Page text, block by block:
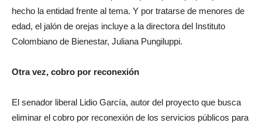
hecho la entidad frente al tema. Y por tratarse de menores de
edad, el jalón de orejas incluye a la directora del Instituto
Colombiano de Bienestar, Juliana Pungiluppi.
Otra vez, cobro por reconexión
El senador liberal Lidio García, autor del proyecto que busca
eliminar el cobro por reconexión de los servicios públicos para